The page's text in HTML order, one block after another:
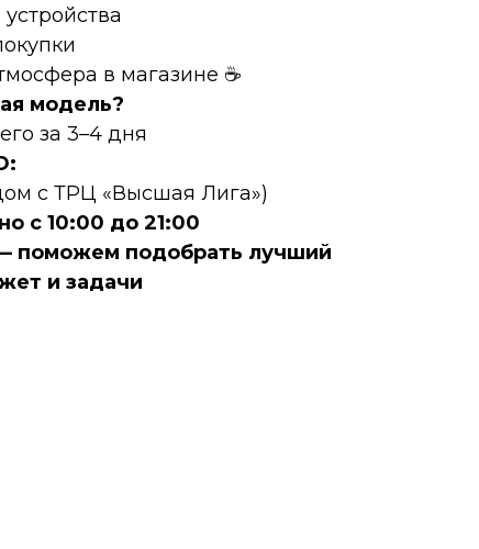
в магазине ☕
модель?
за 3–4 дня
с ТРЦ «Высшая Лига»)
с 10:00 до 21:00
поможем подобрать лучший
и задачи